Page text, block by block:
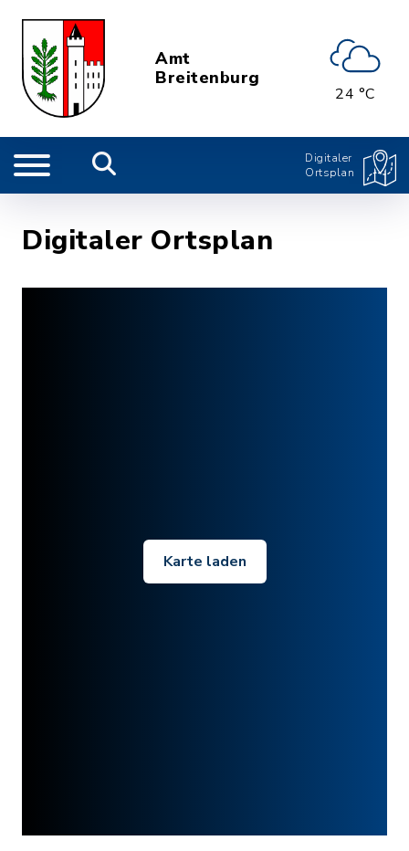
Amt
Breitenburg
24 °C
Digitaler
Ortsplan
Digitaler Ortsplan
Karte laden